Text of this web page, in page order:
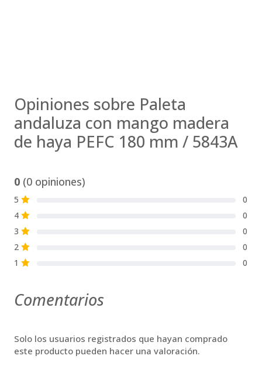
Opiniones sobre Paleta
andaluza con mango madera
de haya PEFC 180 mm / 5843A
0 (0 opiniones)
5 S
0
4 S
0
3 S
0
2 S
0
1 S 0
Comentarios
Solo los usuarios registrados que hayan comprado
este producto pueden hacer una valoración.